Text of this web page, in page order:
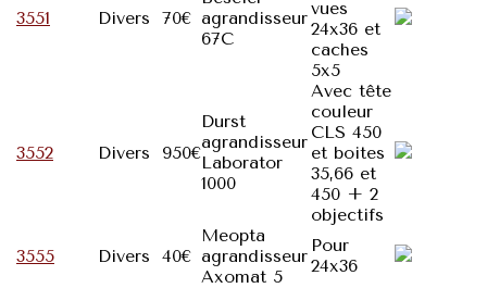
3551 Divers 70€ agrandisseur
67C
vues
24x36 et
caches
5x5
3552 Divers 950€
Durst
agrandisseur
Laborator
1000
Avec tête
couleur
CLS 450
et boites
35,66 et
450 + 2
objectifs
3555
Divers 40€
Meopta
agrandisseur
Axomat 5
Pour
24x36